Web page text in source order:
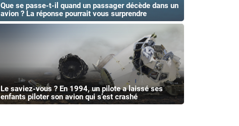
Que se passe-t-il quand un passager décède dans un
avion ? La réponse pourrait vous surprendre
Le saviez-vous ? En 1994, un pilote a laissé ses
enfants piloter son avion qui s’est crashé